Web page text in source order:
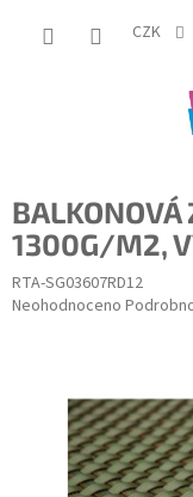
CZK
BALKONOVÁ
1300G/M2,
RTA-SG03607RD12
Průměrné
hvězdiček.
Neohodnoceno